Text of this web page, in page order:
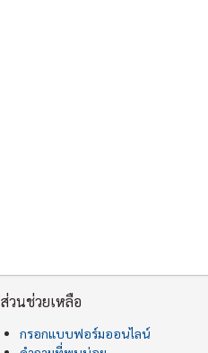
ส่วนช่วยเหลือ
กรอกแบบฟอร์มออนไลน์